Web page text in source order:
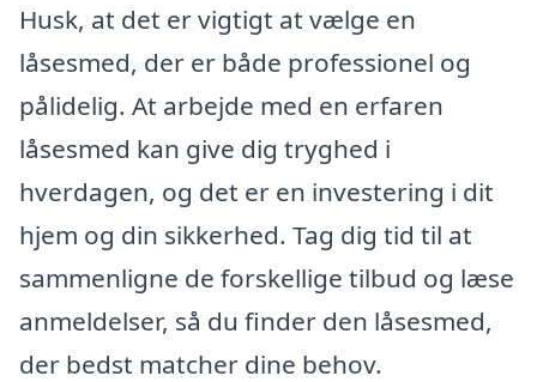
Husk, at det er vigtigt at vælge en
låsesmed, der er både professionel og
pålidelig. At arbejde med en erfaren
låsesmed kan give dig tryghed i
hverdagen, og det er en investering i dit
hjem og din sikkerhed. Tag dig tid til at
sammenligne de forskellige tilbud og læse
anmeldelser, så du finder den låsesmed,
der bedst matcher dine behov.